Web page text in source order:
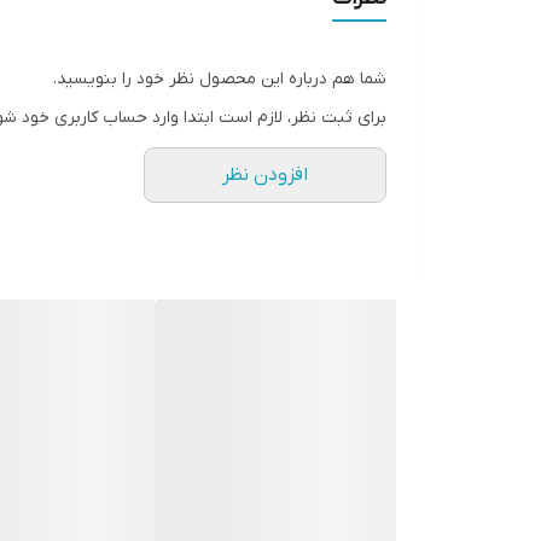
شما هم درباره این محصول نظر خود را بنویسید.
برای ثبت نظر، لازم است ابتدا وارد حساب کاربری خود
افزودن نظر